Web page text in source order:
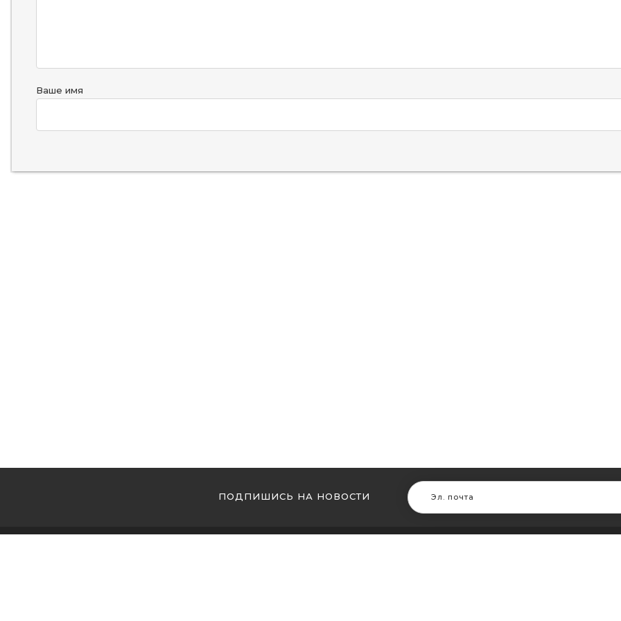
Ваше имя
ПОДПИШИСЬ НА НОВОСТИ